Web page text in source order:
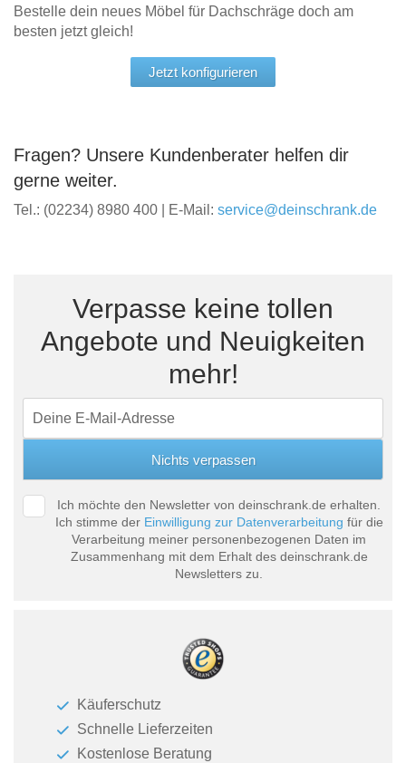
Bestelle dein neues Möbel für Dachschräge doch am
besten jetzt gleich!
Jetzt konfigurieren
Fragen? Unsere Kundenberater helfen dir
gerne weiter.
Tel.: (02234) 8980 400 | E-Mail: service@deinschrank.de
Verpasse keine tollen
Angebote und Neuigkeiten
mehr!
Ich möchte den Newsletter von deinschrank.de erhalten.
Ich stimme der Einwilligung zur Datenverarbeitung für die
Verarbeitung meiner personenbezogenen Daten im
Zusammenhang mit dem Erhalt des deinschrank.de
Newsletters zu.
Käuferschutz
Schnelle Lieferzeiten
Kostenlose Beratung